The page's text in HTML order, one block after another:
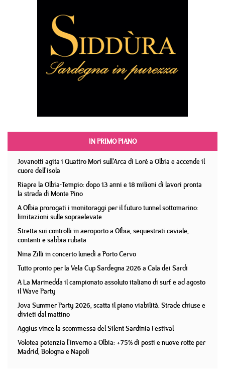
IN PRIMO PIANO
Jovanotti agita i Quattro Mori sull'Arca di Lorè a Olbia e accende il
cuore dell'isola
Riapre la Olbia-Tempio: dopo 13 anni e 18 milioni di lavori pronta
la strada di Monte Pino
A Olbia prorogati i monitoraggi per il futuro tunnel sottomarino:
limitazioni sulle sopraelevate
Stretta sui controlli in aeroporto a Olbia, sequestrati caviale,
contanti e sabbia rubata
Nina Zilli in concerto lunedì a Porto Cervo
Tutto pronto per la Vela Cup Sardegna 2026 a Cala dei Sardi
A La Marinedda il campionato assoluto italiano di surf e ad agosto
il Wave Party
Jova Summer Party 2026, scatta il piano viabilità. Strade chiuse e
divieti dal mattino
Aggius vince la scommessa del Silent Sardinia Festival
Volotea potenzia l'inverno a Olbia: +75% di posti e nuove rotte per
Madrid, Bologna e Napoli